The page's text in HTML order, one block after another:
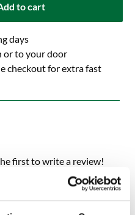
to cart
days
or to your door
checkout for extra fast
first to write a review!